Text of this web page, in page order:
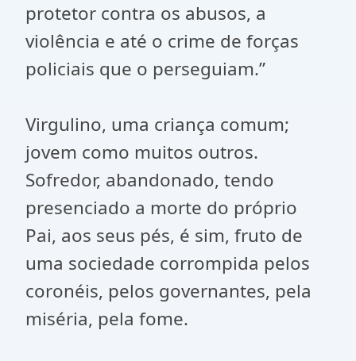
protetor contra os abusos, a
violência e até o crime de forças
policiais que o perseguiam.”
Virgulino, uma criança comum;
jovem como muitos outros.
Sofredor, abandonado, tendo
presenciado a morte do próprio
Pai, aos seus pés, é sim, fruto de
uma sociedade corrompida pelos
coronéis, pelos governantes, pela
miséria, pela fome.